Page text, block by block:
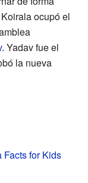
ocupó el
. Yadav fue el
la nueva
for Kids